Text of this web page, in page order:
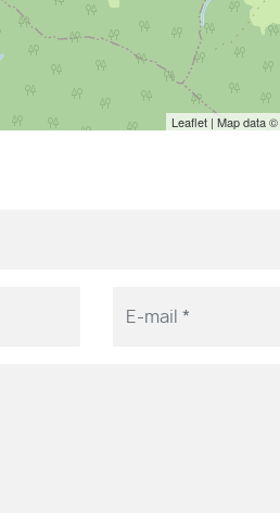
Leaflet | Map data ©